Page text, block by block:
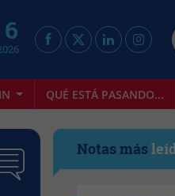
QUÉ ESTÁ PASANDO...
Notas más